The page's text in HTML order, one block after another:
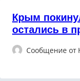
Крым
остались в
Сообщение от